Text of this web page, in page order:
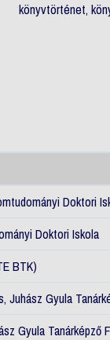
könyvtörténet,
Doktori
Doktori Iskola
BTK)
Gyula
Gyula Tanárképző